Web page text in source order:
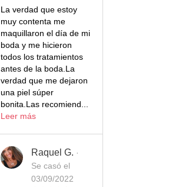
La verdad que estoy
muy contenta me
maquillaron el día de mi
boda y me hicieron
todos los tratamientos
antes de la boda.La
verdad que me dejaron
una piel súper
bonita.Las recomiend...
Leer más
Raquel G. ·
Se casó el
03/09/2022